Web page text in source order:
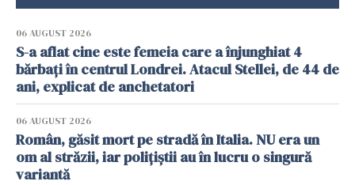
06 AUGUST 2026
S-a aflat cine este femeia care a înjunghiat 4
bărbați în centrul Londrei. Atacul Stellei, de 44 de
ani, explicat de anchetatori
06 AUGUST 2026
Român, găsit mort pe stradă în Italia. NU era un
om al străzii, iar polițiștii au în lucru o singură
variantă